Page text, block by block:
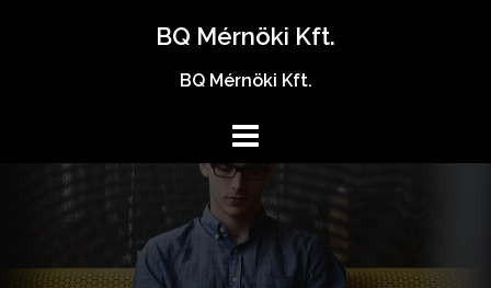
BQ Mérnöki Kft.
BQ Mérnöki Kft.